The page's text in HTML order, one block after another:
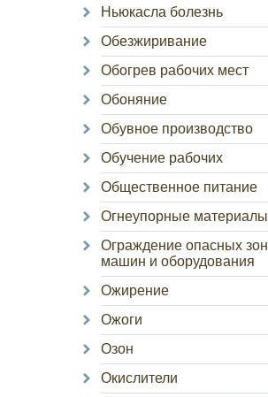
Ньюкасла болезнь
Обезжиривание
Обогрев рабочих мест
Обоняние
Обувное производство
Обучение рабочих
Общественное питание
Огнеупорные материалы
Ограждение опасных зон
машин и оборудования
Ожирение
Ожоги
Озон
Окислители